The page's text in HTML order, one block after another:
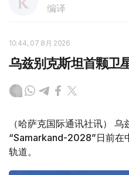
编译
10:44, 07 8月 2026
乌兹别克斯坦首颗卫
（哈萨克国际通讯社讯）
“Samarkand-2028”日前在
轨道。